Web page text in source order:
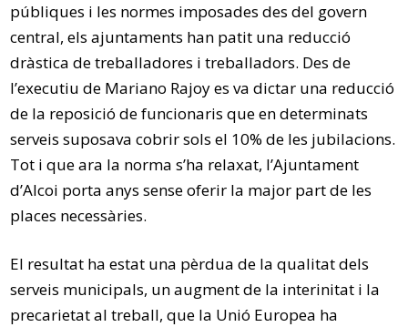
públiques i les normes imposades des del govern
central, els ajuntaments han patit una reducció
dràstica de treballadores i treballadors. Des de
l’executiu de Mariano Rajoy es va dictar una reducció
de la reposició de funcionaris que en determinats
serveis suposava cobrir sols el 10% de les jubilacions.
Tot i que ara la norma s’ha relaxat, l’Ajuntament
d’Alcoi porta anys sense oferir la major part de les
places necessàries.
El resultat ha estat una pèrdua de la qualitat dels
serveis municipals, un augment de la interinitat i la
precarietat al treball, que la Unió Europea ha